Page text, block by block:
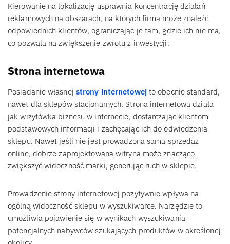
Kierowanie na lokalizację usprawnia koncentrację działań
reklamowych na obszarach, na których firma może znaleźć
odpowiednich klientów, ograniczając je tam, gdzie ich nie ma,
co pozwala na zwiększenie zwrotu z inwestycji.
Strona internetowa
Posiadanie własnej strony internetowejto obecnie standard,
nawet dla sklepów stacjonarnych. Strona internetowa działa
jak wizytówka biznesu w internecie, dostarczając klientom
podstawowych informacji i zachęcając ich do odwiedzenia
sklepu. Nawet jeśli nie jest prowadzona sama sprzedaż
online, dobrze zaprojektowana witryna może znacząco
zwiększyć widoczność marki, generując ruch w sklepie.
Prowadzenie strony internetowej pozytywnie wpływa na
ogólną widoczność sklepu w wyszukiwarce. Narzędzie to
umożliwia pojawienie się w wynikach wyszukiwania
potencjalnych nabywców szukających produktów w określonej